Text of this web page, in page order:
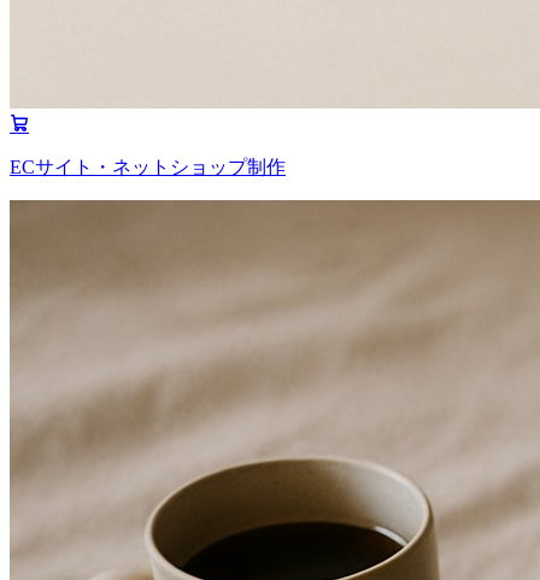
ECサイト・ネットショップ制作